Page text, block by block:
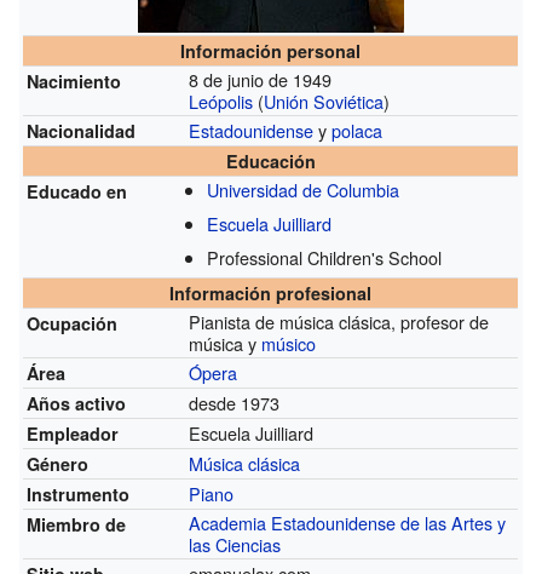
Información personal
Nacimiento
8 de junio de 1949
Leópolis (Unión Soviética)
Nacionalidad Estadounidenseypolaca
Educación
Educado en
Universidad de Columbia
Escuela Juilliard
Professional Children's School
Información profesional
Ocupación
Pianista de música clásica, profesor de
música y músico
Área Ópera
Años activo desde 1973
Empleador Escuela Juilliard
Género Música clásica
Instrumento Piano
Miembro de
Academia Estadounidense de las Artes y
las Ciencias